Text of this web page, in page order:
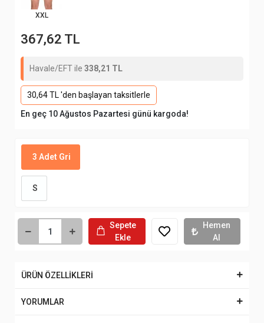
XXL
367,62 TL
Havale/EFT ile 338,21 TL
30,64 TL 'den başlayan taksitlerle
En geç 10 Ağustos Pazartesi günü kargoda!
3 Adet Gri
S
Sepete
Ekle
Hemen
Al
ÜRÜN ÖZELLİKLERİ
YORUMLAR